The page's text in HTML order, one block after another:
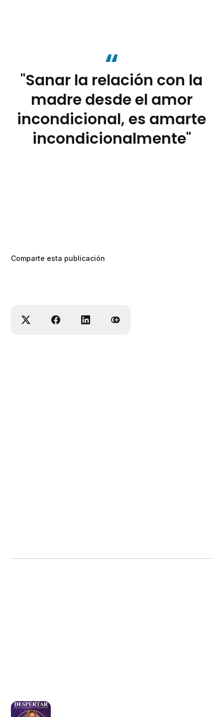
"Sanar la relación con la
madre desde el amor
incondicional, es amarte
incondicionalmente"
Comparte esta publicación